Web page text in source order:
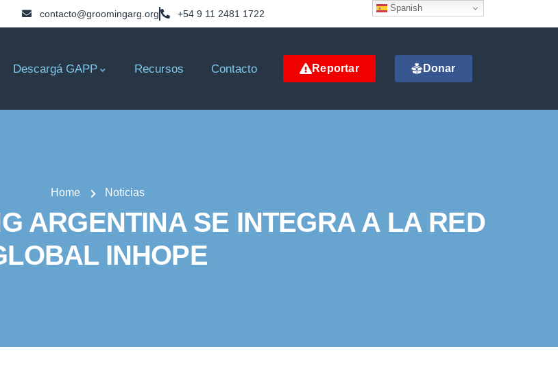
contacto@groomingarg.org +54 9 11 2481 1722
Descargá GAPP Recursos Contacto Reportar Donar
Home Noticias
ARGENTINA SE INTEGRA A LA RED
INHOPE
Spanish